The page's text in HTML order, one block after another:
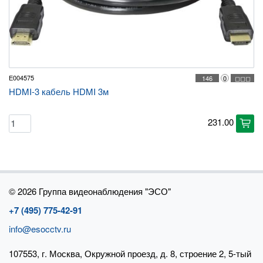
E004575 ◻◻◻
0
146
HDMI-3 кабель HDMI 3м
231.00 cart
©2026 Группа видеонаблюдения "ЭСО"
+7 (495) 775-42-91
info@esocctv.ru
107553, г. Москва, Окружной проезд, д. 8, строение 2, 5-тый